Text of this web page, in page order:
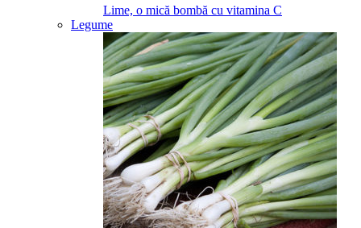
Lime, o mică bombă cu vitamina C
Legume